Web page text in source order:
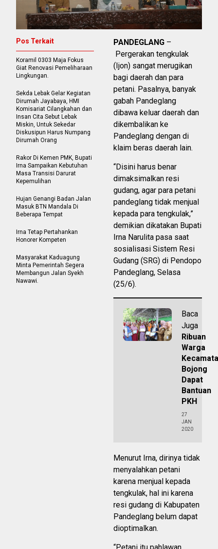
PANDEGLANG –
Pergerakan tengkulak
(Ijon) sangat merugikan
bagi daerah dan para
petani. Pasalnya, banyak
gabah Pandeglang
dibawa keluar daerah dan
dikembalikan ke
Pandeglang dengan di
klaim beras daerah lain.
“Disini harus benar
dimaksimalkan resi
gudang, agar para petani
pandeglang tidak menjual
kepada para tengkulak,”
demikian dikatakan Bupati
Irna Narulita pasa saat
sosialisasi Sistem Resi
Gudang (SRG) di Pendopo
Pandeglang, Selasa
(25/6).
Baca
Juga
Ribuan
Warga
Bojong
Dapat
Bantuan
PKH
27
JAN
2020
Menurut Irna, dirinya tidak
menyalahkan petani
karena menjual kepada
tengkulak, hal ini karena
resi gudang di Kabupaten
Pandeglang belum dapat
dioptimalkan.
Pos Terkait
Koramil 0303 Maja Fokus
Giat Renovasi Pemeliharaan
Lingkungan.
Sekda Lebak Gelar Kegiatan
Dirumah Jayabaya, HMI
Komisariat Cilangkahan dan
Insan Cita Sebut Lebak
Miskin, Untuk Sekedar
Diskusipun Harus Numpang
Dirumah Orang
Rakor Di Kemen PMK, Bupati
Irna Sampaikan Kebutuhan
Masa Transisi Darurat
Kepemulihan
Hujan Genangi Badan Jalan
Masuk BTN Mandala Di
Beberapa Tempat
Irna Tetap Pertahankan
Honorer Kompeten
Masyarakat Kaduagung
Minta Pemerintah Segera
Membangun Jalan Syekh
Nawawi.